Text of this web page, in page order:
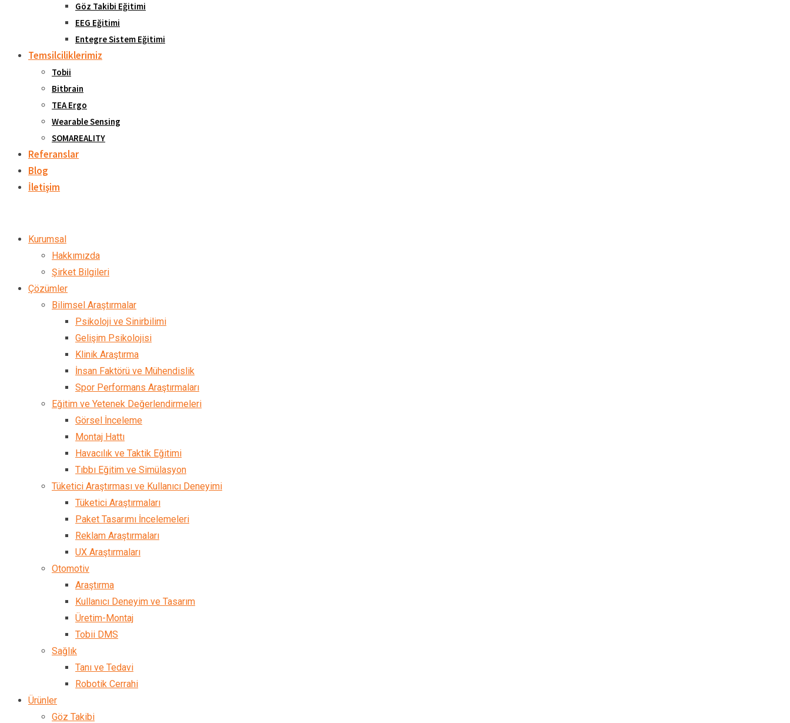
Göz Takibi Eğitimi
EEG Eğitimi
Entegre Sistem Eğitimi
Temsilciliklerimiz
Tobii
Bitbrain
TEA Ergo
Wearable Sensing
SOMAREALITY
Referanslar
Blog
İletişim
Kurumsal
Hakkımızda
Şirket Bilgileri
Çözümler
Bilimsel Araştırmalar
Psikoloji ve Sinirbilimi
Gelişim Psikolojisi
Klinik Araştırma
İnsan Faktörü ve Mühendislik
Spor Performans Araştırmaları
Eğitim ve Yetenek Değerlendirmeleri
Görsel İnceleme
Montaj Hattı
Havacılık ve Taktik Eğitimi
Tıbbı Eğitim ve Simülasyon
Tüketici Araştırması ve Kullanıcı Deneyimi
Tüketici Araştırmaları
Paket Tasarımı İncelemeleri
Reklam Araştırmaları
UX Araştırmaları
Otomotiv
Araştırma
Kullanıcı Deneyim ve Tasarım
Üretim-Montaj
Tobii DMS
Sağlık
Tanı ve Tedavi
Robotik Cerrahi
Ürünler
Göz Takibi